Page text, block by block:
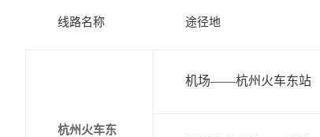
线路名称 途径地
杭州火车东
机场——杭州火车东站